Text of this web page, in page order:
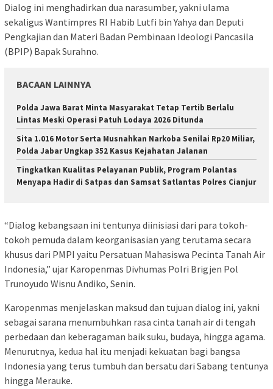
Dialog ini menghadirkan dua narasumber, yakni ulama
sekaligus Wantimpres RI Habib Lutfi bin Yahya dan Deputi
Pengkajian dan Materi Badan Pembinaan Ideologi Pancasila
(BPIP) Bapak Surahno.
BACAAN LAINNYA
Polda Jawa Barat Minta Masyarakat Tetap Tertib Berlalu
Lintas Meski Operasi Patuh Lodaya 2026 Ditunda
Sita 1.016 Motor Serta Musnahkan Narkoba Senilai Rp20 Miliar,
Polda Jabar Ungkap 352 Kasus Kejahatan Jalanan
Tingkatkan Kualitas Pelayanan Publik, Program Polantas
Menyapa Hadir di Satpas dan Samsat Satlantas Polres Cianjur
“Dialog kebangsaan ini tentunya diinisiasi dari para tokoh-
tokoh pemuda dalam keorganisasian yang terutama secara
khusus dari PMPI yaitu Persatuan Mahasiswa Pecinta Tanah Air
Indonesia,” ujar Karopenmas Divhumas Polri Brigjen Pol
Trunoyudo Wisnu Andiko, Senin.
Karopenmas menjelaskan maksud dan tujuan dialog ini, yakni
sebagai sarana menumbuhkan rasa cinta tanah air di tengah
perbedaan dan keberagaman baik suku, budaya, hingga agama.
Menurutnya, kedua hal itu menjadi kekuatan bagi bangsa
Indonesia yang terus tumbuh dan bersatu dari Sabang tentunya
hingga Merauke.